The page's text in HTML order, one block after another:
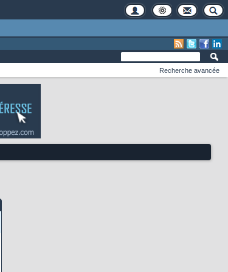
Recherche avancée